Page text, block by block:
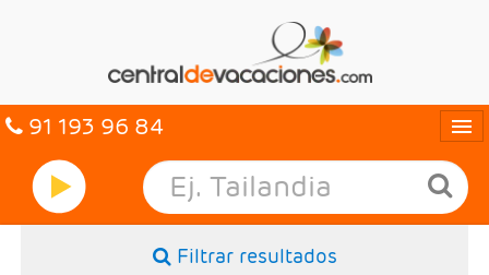
91 193 96 84
Entrar
Filtrar resultados